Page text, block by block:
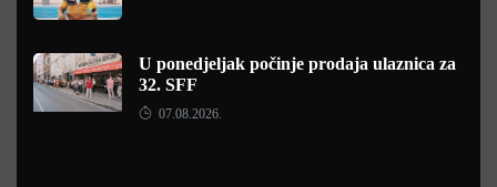
U ponedjeljak počinje prodaja ulaznica za
32. SFF
07.08.2026.